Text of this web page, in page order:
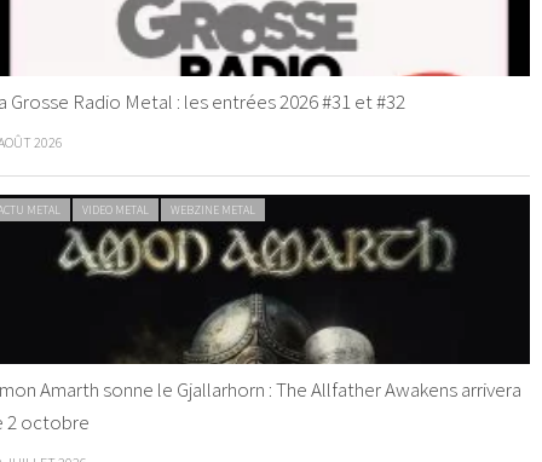
Grosse Radio Metal : les entrées 2026 #31 et #32
2026
METAL VIDEO METAL WEBZINE METAL
Amarth sonne le Gjallarhorn : The Allfather Awakens arrivera
2 octobre